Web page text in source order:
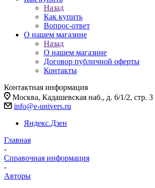
Назад
Как купить
Вопрос-ответ
О нашем магазине
Назад
О нашем магазине
Договор публичной оферты
Контакты
Контактная информация
Москва, Кадашевская наб., д. 6/1/2, стр. 3
info@e-univers.ru
Яндекс.Дзен
Главная
-
Справочная информация
-
Авторы